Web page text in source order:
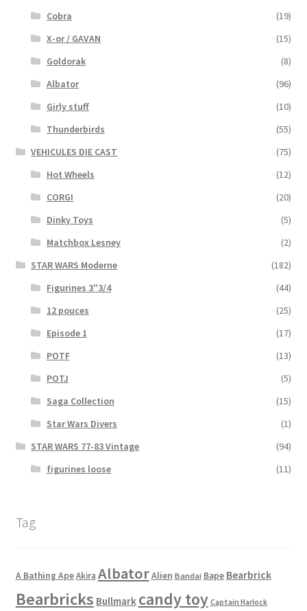
Cobra
(19)
X-or / GAVAN
(15)
Goldorak
(8)
Albator
(96)
Girly stuff
(10)
Thunderbirds
(55)
VEHICULES DIE CAST
(75)
Hot Wheels
(12)
CORGI
(20)
Dinky Toys
(5)
Matchbox Lesney
(2)
STAR WARS Moderne
(182)
Figurines 3″3/4
(44)
12 pouces
(25)
Episode 1
(17)
POTF
(13)
POTJ
(5)
Saga Collection
(15)
Star Wars Divers
(1)
STAR WARS 77-83 Vintage
(94)
figurines loose
(11)
Tag
A Bathing Ape Akira AlbatorAlien Bandai Bape Bearbrick
Bearbricks Bullmark candy toy Captain Harlock